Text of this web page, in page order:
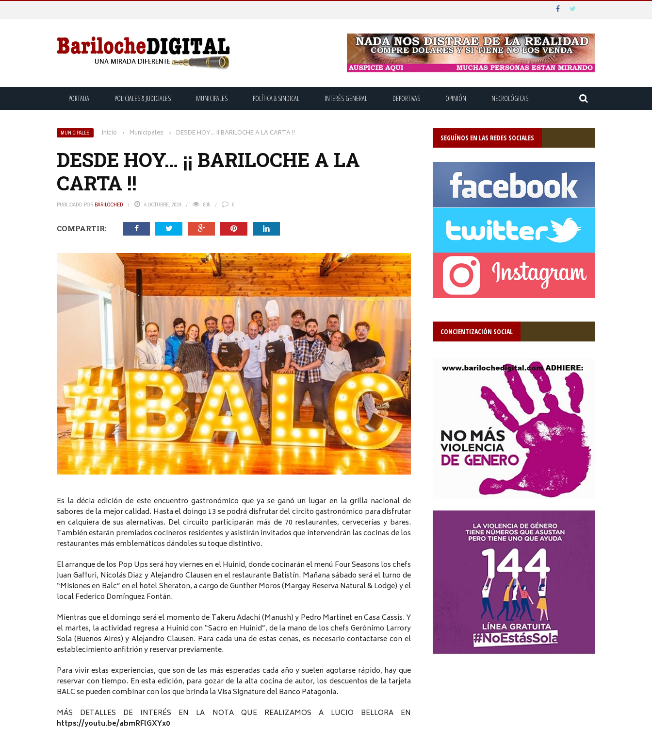
PORTADA POLICIALES & JUDICIALES MUNICIPALES POLÍTICA & SINDICAL INTERÉS GENERAL DEPORTIVAS OPINIÓN NECROLÓGICAS
MUNICIPALES Inicio › Municipales › DESDE HOY… ¡¡ BARILOCHE A LA CARTA !!
DESDE HOY… ¡¡ BARILOCHE A LA
CARTA !!
PUBLICADO POR BARILOCHED 4 OCTUBRE, 2024 805 0
COMPARTIR:
Es la décia edición de este encuentro gastronómico que ya se ganó un lugar en la grilla nacional de
sabores de la mejor calidad. Hasta el doingo 13 se podrá disfrutar del circito gastronómico para disfrutar
en calquiera de sus alernativas. Del circuito participarán más de 70 restaurantes, cervecerías y bares.
También estarán premiados cocineros residentes y asistirán invitados que intervendrán las cocinas de los
restaurantes más emblemáticos dándoles su toque distintivo.
El arranque de los Pop Ups será hoy viernes en el Huinid, donde cocinarán el menú Four Seasons los chefs
Juan Gaffuri, Nicolás Diaz y Alejandro Clausen en el restaurante Batistín. Mañana sábado será el turno de
“Misiones en Balc” en el hotel Sheraton, a cargo de Gunther Moros (Margay Reserva Natural & Lodge) y el
local Federico Domínguez Fontán.
Mientras que el domingo será el momento de Takeru Adachi (Manush) y Pedro Martinet en Casa Cassis. Y
el martes, la actividad regresa a Huinid con “Sacro en Huinid”, de la mano de los chefs Gerónimo Larrory
Sola (Buenos Aires) y Alejandro Clausen. Para cada una de estas cenas, es necesario contactarse con el
establecimiento anfitrión y reservar previamente.
Para vivir estas experiencias, que son de las más esperadas cada año y suelen agotarse rápido, hay que
reservar con tiempo. En esta edición, para gozar de la alta cocina de autor, los descuentos de la tarjeta
BALC se pueden combinar con los que brinda la Visa Signature del Banco Patagonia.
MÁS DETALLES DE INTERÉS EN LA NOTA QUE REALIZAMOS A LUCIO BELLORA EN
https://youtu.be/abmRFlGXYx0
SEGUÍNOS EN LAS REDES SOCIALES
CONCIENTIZACIÓN SOCIAL